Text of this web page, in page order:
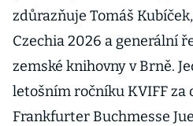
zdůrazňuje Tomáš
Czechia 2026 a generální
zemské knihovny v Brně.
letošním ročníku KVIFF za
Frankfurter Buchmesse